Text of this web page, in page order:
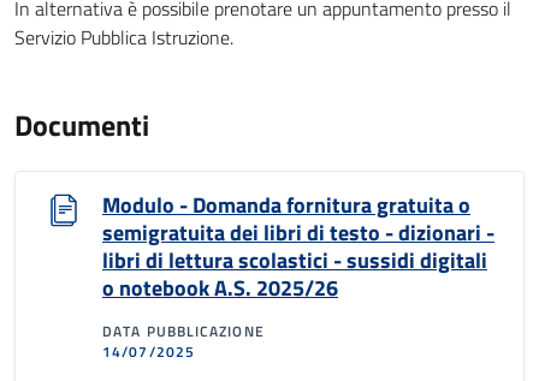
In alternativa è possibile prenotare un appuntamento presso il
Servizio Pubblica Istruzione.
Documenti
Modulo - Domanda fornitura gratuita o
semigratuita dei libri di testo - dizionari -
libri di lettura scolastici - sussidi digitali
o notebook A.S. 2025/26
DATA PUBBLICAZIONE
14/07/2025